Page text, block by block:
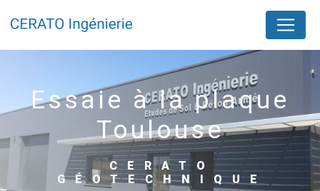
essaie à la plaque
Toulouse
CERATO
GÉOTECHNIQUE